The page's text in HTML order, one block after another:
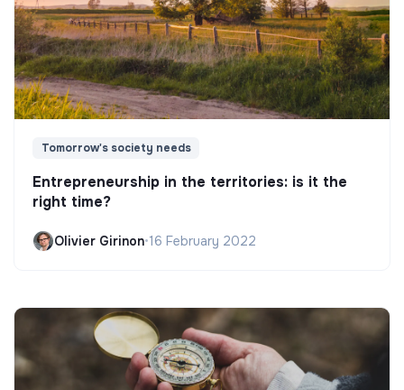
Tomorrow's society needs
Entrepreneurship in the territories: is it the
right time?
Olivier Girinon•16 February 2022